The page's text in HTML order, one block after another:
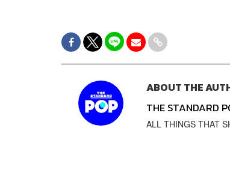
ABOUT THE
THE STANDARD
ALL THINGS THAT